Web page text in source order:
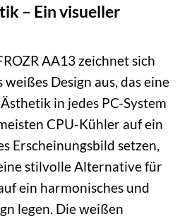
– Ein visueller
AA13 zeichnet sich
Design aus, das eine
in jedes PC-System
CPU-Kühler auf ein
Erscheinungsbild setzen,
stilvolle Alternative für
ein harmonisches und
legen. Die weißen